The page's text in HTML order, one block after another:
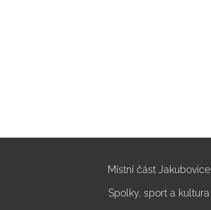
Místní část Jakubovice
Spolky, sport a kultura